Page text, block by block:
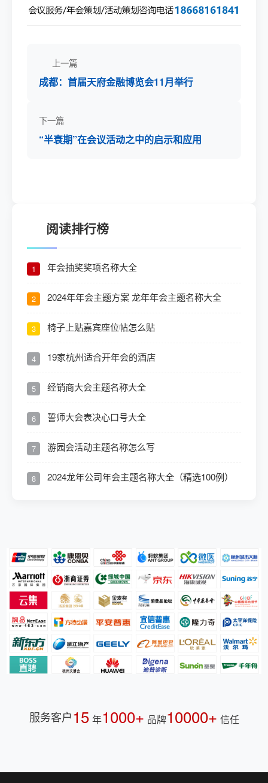
上一篇
成都：首届天府金融博览会11月举行
下一篇
“半衰期”在会议活动之中的启示和应用
阅读排行榜
1 年会抽奖奖项名称大全
2 2024年年会主题方案 龙年年会主题名称大全
3 椅子上贴嘉宾座位帖怎么贴
4 19家杭州适合开年会的酒店
5 经销商大会主题名称大全
6 誓师大会表决心口号大全
7 游园会活动主题名称怎么写
8 2024龙年公司年会主题名称大全（精选100例）
服务客户15 年1000+ 品牌10000+ 信任